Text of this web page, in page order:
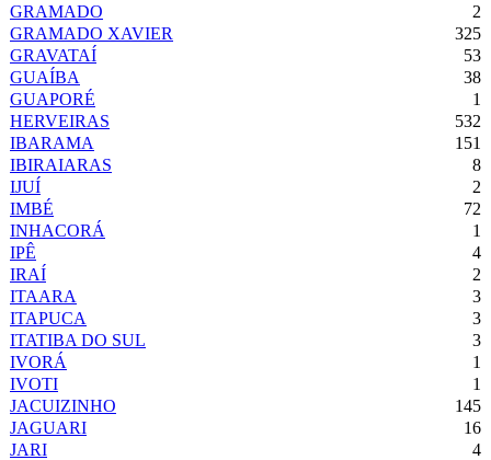
GRAMADO
2
GRAMADO XAVIER
325
GRAVATAÍ
53
GUAÍBA
38
GUAPORÉ
1
HERVEIRAS
532
IBARAMA
151
IBIRAIARAS
8
IJUÍ
2
IMBÉ
72
INHACORÁ
1
IPÊ
4
IRAÍ
2
ITAARA
3
ITAPUCA
3
ITATIBA DO SUL
3
IVORÁ
1
IVOTI
1
JACUIZINHO
145
JAGUARI
16
JARI
4